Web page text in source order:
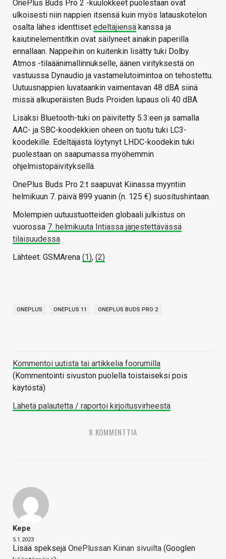
OnePlus Buds Pro 2 -kuulokkeet puolestaan ovat
ulkoisesti niin nappien itsensä kuin myös latauskotelon
osalta lähes identtiset edeltäjiensä kanssa ja
kaiutinelementitkin ovat säilyneet ainakin paperilla
ennallaan. Nappeihin on kuitenkin lisätty tuki Dolby
Atmos -tilaäänimallinnukselle, äänen virityksestä on
vastuussa Dynaudio ja vastamelutoimintoa on tehostettu.
Uutuusnappien luvataankin vaimentavan 48 dBA siinä
missä alkuperäisten Buds Proiden lupaus oli 40 dBA.
Lisäksi Bluetooth-tuki on päivitetty 5.3:een ja samalla
AAC- ja SBC-koodekkien oheen on tuotu tuki LC3-
koodekille. Edeltäjästä löytynyt LHDC-koodekin tuki
puolestaan on saapumassa myöhemmin
ohjelmistopäivityksellä.
OnePlus Buds Pro 2:t saapuvat Kiinassa myyntiin
helmikuun 7. päivä 899 yuanin (n. 125 €) suositushintaan.
Molempien uutuustuotteiden globaali julkistus on
vuorossa 7. helmikuuta Intiassa järjestettävässä
tilaisuudessa.
Lähteet: GSMArena (1), (2)
ONEPLUS ONEPLUS 11 ONEPLUS BUDS PRO 2
Kommentoi uutista tai artikkelia foorumilla
(Kommentointi sivuston puolella toistaiseksi pois
käytöstä)
Lähetä palautetta / raportoi kirjoitusvirheestä
8 KOMMENTTIA
Kepe
5.1.2023
Lisää speksejä OnePlussan Kiinan sivuilta (Googlen